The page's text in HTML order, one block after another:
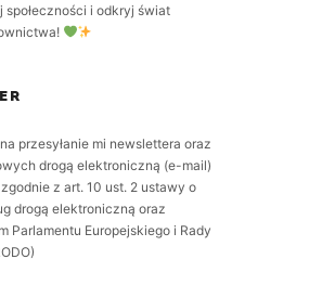
społeczności i odkryj świat
przesyłanie mi newslettera oraz
drogą elektroniczną (e-mail)
z art. 10 ust. 2 ustawy o
drogą elektroniczną oraz
Parlamentu Europejskiego i Rady